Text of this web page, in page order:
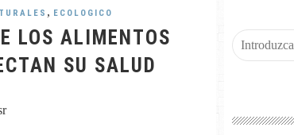
, ECOLOGICO
LOS ALIMENTOS
SU SALUD